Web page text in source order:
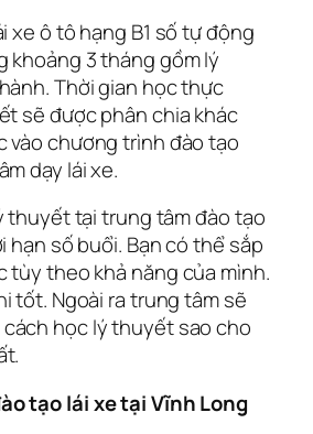
xe ô tô hạng B1 số tự động
khoảng 3 tháng gồm lý
Thời gian học thực
sẽ được phân chia khác
vào chương trình đào tạo
dạy lái xe.
thuyết tại trung tâm đào tạo
hạn số buổi. Bạn có thể sắp
tùy theo khả năng của mình.
tốt. Ngoài ra trung tâm sẽ
học lý thuyết sao cho
tạo lái xe tại Vĩnh Long